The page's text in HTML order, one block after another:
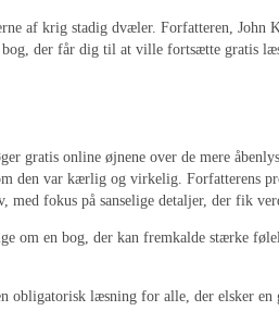
af krig stadig dvæler. Forfatteren, John
der får dig til at ville fortsætte gratis
gratis online øjnene over de mere
den var kærlig og virkelig. Forfatterens
fokus på sanselige detaljer, der fik
om en bog, der kan fremkalde stærke
læsning for alle, der elsker en